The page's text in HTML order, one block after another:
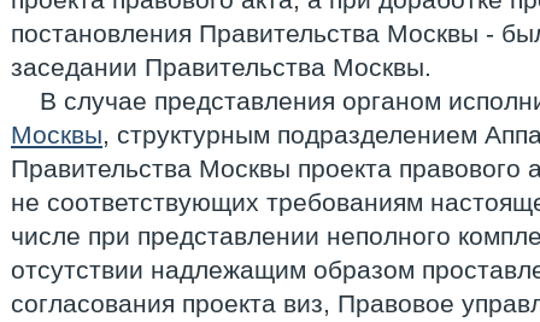
постановления Правительства Москвы -
заседании Правительства Москвы.
В случае представления органом
Москвы, структурным подразделением
Правительства Москвы проекта правового
не соответствующих требованиям
числе при представлении неполного
отсутствии надлежащим образом
согласования проекта виз, Правовое